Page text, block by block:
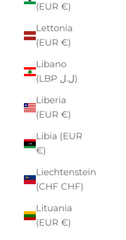
(EUR €)
Lettonia
(EUR €)
Libano
(LBP ل.ل)
Liberia
(EUR €)
Libia (EUR
€)
Liechtenstein
(CHF CHF)
Lituania
(EUR €)